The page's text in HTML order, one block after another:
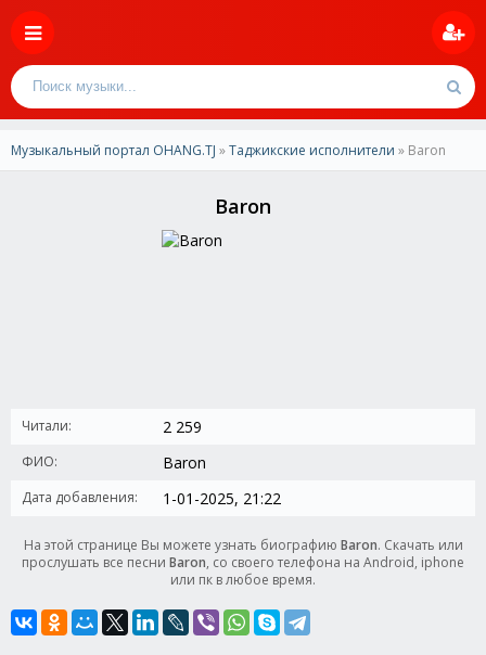
Музыкальный портал OHANG.TJ »Таджикские исполнители » Baron
Baron
Читали: 2 259
ФИО: Baron
Дата добавления: 1-01-2025, 21:22
На этой странице Вы можете узнать биографию Baron. Скачать или
прослушать все песни Baron, со своего телефона на Android, iphone
или пк в любое время.